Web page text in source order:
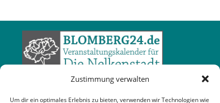
Zustimmung verwalten
Um dir ein optimales Erlebnis zu bieten, verwenden wir Technologien wie